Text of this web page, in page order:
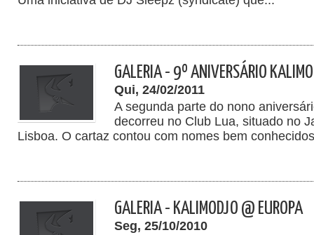
GALERIA - 9º ANIVERSÁRIO
Qui, 24/02/2011
A segunda parte do nono
decorreu no Club Lua, situado no
Lisboa. O cartaz contou com nomes bem
GALERIA - KALIMODJO @ EUROPA
Seg, 25/10/2010